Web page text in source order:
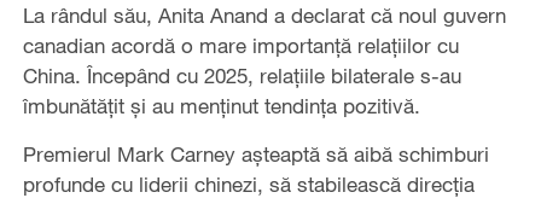
La rândul său, Anita Anand a declarat că noul guvern
canadian acordă o mare importanță relațiilor cu
China. Începând cu 2025, relațiile bilaterale s-au
îmbunătățit și au menținut tendința pozitivă.
Premierul Mark Carney așteaptă să aibă schimburi
profunde cu liderii chinezi, să stabilească direcția